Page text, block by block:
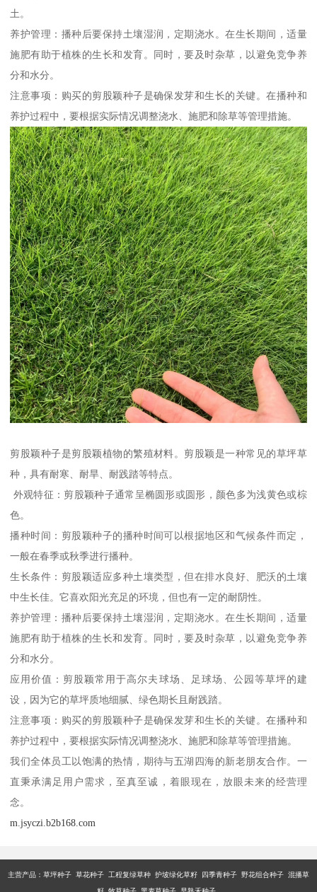
土。
养护管理：播种后要保持土壤湿润，定期浇水。在生长期间，适量
施肥有助于植株的生长和发育。同时，要及时杂草，以避免竞争养
分和水分。
注意事项：购买的剪股颖种子是确保发芽和生长的关键。在播种和
养护过程中，要根据实际情况调整浇水、施肥和除草等管理措施。
剪股颖种子是剪股颖植物的繁殖材料。剪股颖是一种常见的草坪草
种，具有耐寒、耐旱、耐践踏等特点。
外观特征：剪股颖种子通常呈椭圆形或圆形，颜色多为浅黄色或棕
色。
播种时间：剪股颖种子的播种时间可以根据地区和气候条件而定，
一般在春季或秋季进行播种。
生长条件：剪股颖适应多种土壤类型，但在排水良好、肥沃的土壤
中生长佳。它喜欢阳光充足的环境，但也有一定的耐阴性。
养护管理：播种后要保持土壤湿润，定期浇水。在生长期间，适量
施肥有助于植株的生长和发育。同时，要及时杂草，以避免竞争养
分和水分。
应用价值：剪股颖常用于高尔夫球场、足球场、公园等草坪的建
设，因为它的草坪质地细腻、绿色期长且耐践踏。
注意事项：购买的剪股颖种子是确保发芽和生长的关键。在播种和
养护过程中，要根据实际情况调整浇水、施肥和除草等管理措施。
我们全体员工以饱满的热情，期待与五湖四海的新老朋友合作。一
直秉承满足用户需求，至真至诚，着眼现在，放眼未来的经营理
念。
m.jsyczi.b2b168.com
主营产品： 草坪种子 草花种子 工程复绿草种 护坡绿化草籽 四季青种子 野花组合种子 混播草